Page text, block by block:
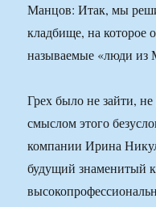
Манцов: Итак, мы
кладбище, на которое
называемые «люди из
Грех было не зайти,
смыслом этого
компании Ирина
будущий знаменитый